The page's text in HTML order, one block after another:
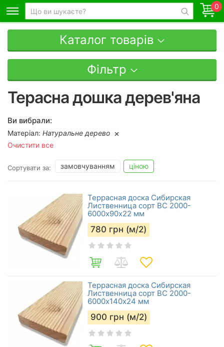
0
Каталог товарів
Фільтр
Терасна дошка дерев'яна
Ви вибрали:
Матеріал: Натуральне дерево
Очистити все
Сортувати за: замовчуванням ціною
Террасная доска Сибирская
Лиственница сорт ВС 2000-
6000х90х22 мм
780 грн (м/2)
Террасная доска Сибирская
Лиственница сорт BC 2000-
6000х140х24 мм
900 грн (м/2)